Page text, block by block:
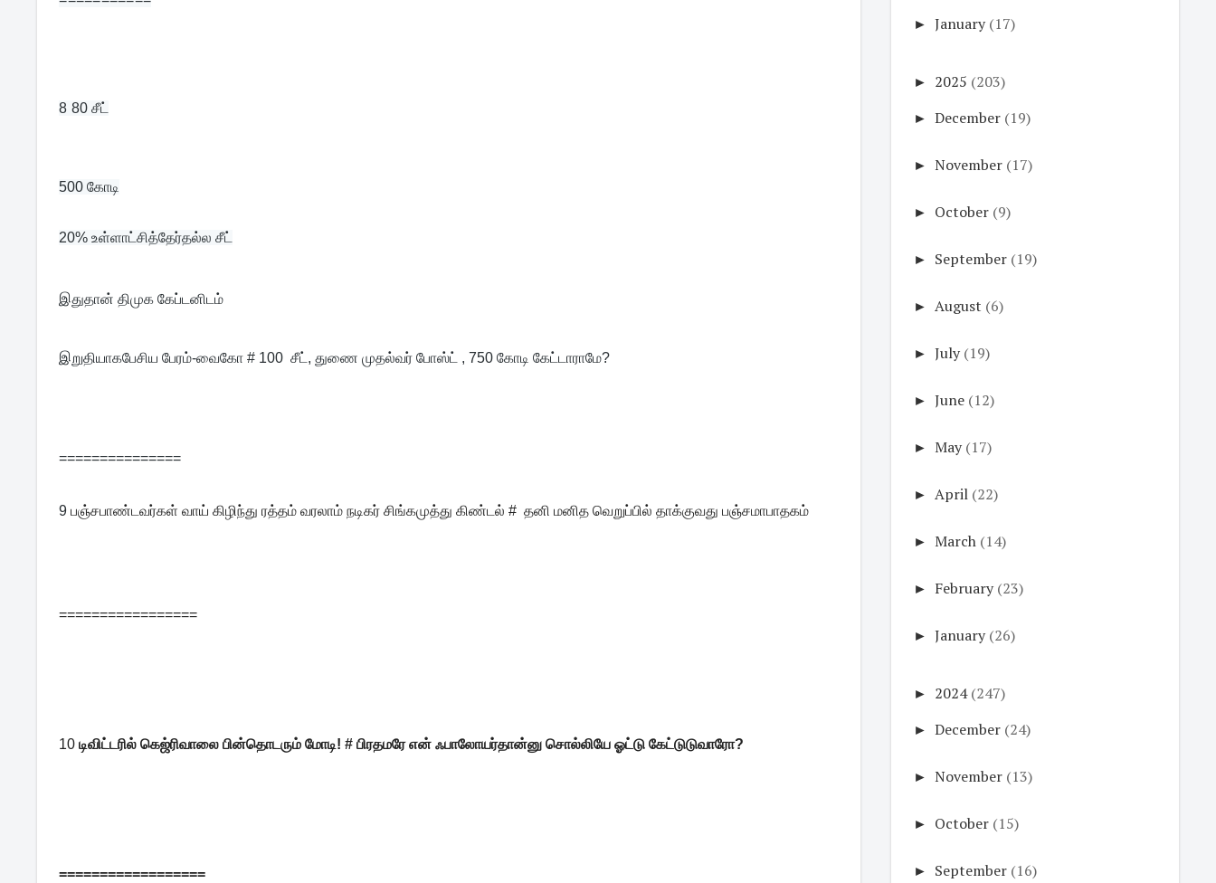
8 80 சீட்
500 கோடி
20% உள்ளாட்சித்தேர்தல்ல சீட்
இதுதான் திமுக கேப்டனிடம்
இறுதியாகபேசிய பேரம்-வைகோ # 100  சீட், துணை முதல்வர் போஸ்ட் , 750 கோடி கேட்டாராமே?
===============
9 பஞ்சபாண்டவர்கள் வாய் கிழிந்து ரத்தம் வரலாம் நடிகர் சிங்கமுத்து கிண்டல் # தனி மனித வெறுப்பில் தாக்குவது பஞ்சமாபாதகம்
=================
10டிவிட்டரில் கெஜ்ரிவாலை பின்தொடரும் மோடி! # பிரதமரே என் ஃபாலோயர்தான்னு சொல்லியே ஓட்டு கேட்டுடுவாரோ?
==================
► January (17)
► 2025 (203)
► December (19)
► November (17)
► October (9)
► September (19)
► August (6)
► July (19)
► June (12)
► May (17)
► April (22)
► March (14)
► February (23)
► January (26)
► 2024 (247)
► December (24)
► November (13)
► October (15)
► September (16)